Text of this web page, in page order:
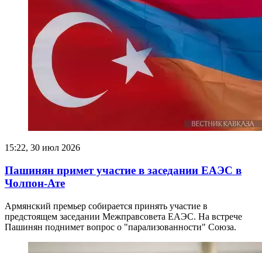
15:22, 30 июл 2026
Пашинян примет участие в заседании ЕАЭС в
Чолпон-Ате
Армянский премьер собирается принять участие в
предстоящем заседании Межправсовета ЕАЭС. На встрече
Пашинян поднимет вопрос о "парализованности" Союза.